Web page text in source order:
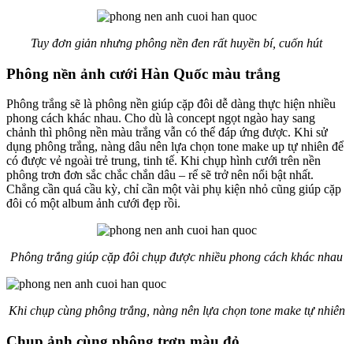
Tuy đơn giản nhưng phông nền đen rất huyền bí, cuốn hút
Phông nền ảnh cưới Hàn Quốc màu trắng
Phông trắng sẽ là phông nền giúp cặp đôi dễ dàng thực hiện nhiều
phong cách khác nhau. Cho dù là concept ngọt ngào hay sang
chảnh thì phông nền màu trắng vẫn có thể đáp ứng được. Khi sử
dụng phông trắng, nàng dâu nên lựa chọn tone make up tự nhiên để
có được vẻ ngoài trẻ trung, tinh tế. Khi chụp hình cưới trên nền
phông trơn đơn sắc chắc chắn dâu – rể sẽ trở nên nổi bật nhất.
Chẳng cần quá cầu kỳ, chỉ cần một vài phụ kiện nhỏ cũng giúp cặp
đôi có một album ảnh cưới đẹp rồi.
Phông trắng giúp cặp đôi chụp được nhiều phong cách khác nhau
Khi chụp cùng phông trắng, nàng nên lựa chọn tone make tự nhiên